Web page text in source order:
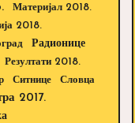
Материјал 2018.
2018.
Радионице
Резултати 2018.
Ситнице Словца
2017.